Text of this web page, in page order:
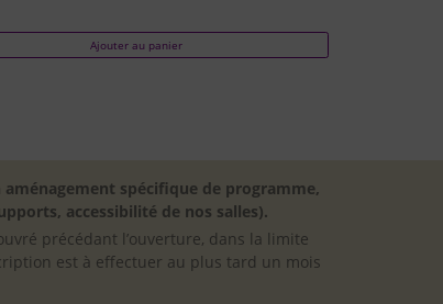
Ajouter au panier
aménagement spécifique de programme,
accessibilité de nos salles).
précédant l’ouverture, dans la limite
est à effectuer au plus tard un mois